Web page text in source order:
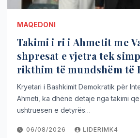
MAQEDONI
Takimi i ri i Ahmetit me
shpresat e vjetra tek
rikthim të mundshëm të
pushtet!
Kryetari i Bashkimit Demokratik për
Ahmeti, ka dhënë detaje nga takimi
ushtruesen e detyrës…
06/08/2026 LIDERIMK4